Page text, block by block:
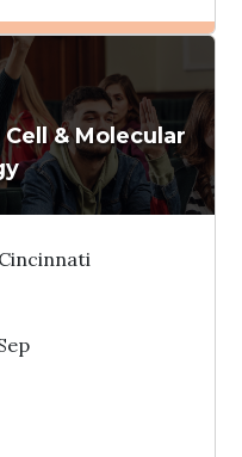
danh
vấn Interlink& Molecular